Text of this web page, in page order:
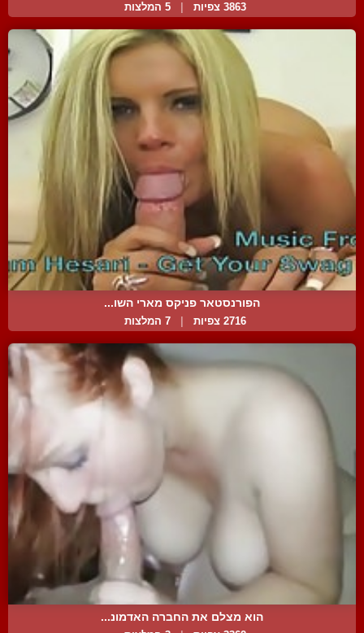
3863 צפיות 5 המלצות
הפורנסטאר פניקס מארי השו...
2716 צפיות 7 המלצות
הוא מצלם את החברה האדמונ...